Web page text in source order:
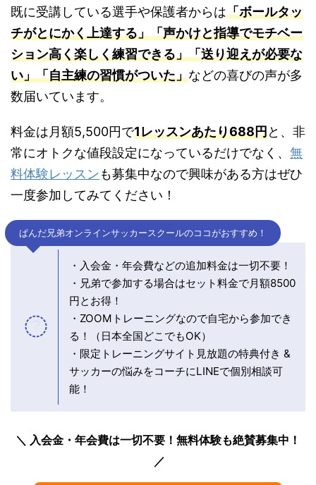
既に受講している選手や保護者からは「ボールタッ
チがとにかく上達する」「声かけと指導でモチベー
ション高く楽しく練習できる」「送り迎えが必要な
い」「自主練の習慣がついた」などの喜びの声が多
数届いています。
料金は月額5,500円で1レッスンあたり688円と、非
常にオトクな値段設定になっているだけでなく、 無
料体験レッスンも募集中なので興味がある方はぜひ
一度参加してみてください！
ぱんだ兄弟オンラインサッカースクールのココがおすすめ！
・入会金・年会費などの追加料金は一切不要！
・兄弟で参加する場合はセット料金で月額8500
円とお得！
・ZOOMトレーニングなので自宅から参加でき
る！（日本全国どこでもOK）
・限定トレーニングサイト見放題の特典付き &
サッカーの悩みをコーチにLINEで個別相談可
能！
入会金・年会費は一切不要！無料体験も絶賛募集中！